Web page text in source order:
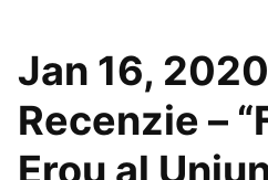
Jan 16, 2020
Recenzie –
Erou al